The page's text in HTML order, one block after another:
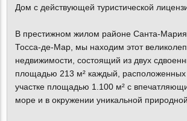
Дом с действующей туристической
В престижном жилом районе Санта-
Тосса-де-Мар, мы находим этот
недвижимости, состоящий из двух
площадью 213 м² каждый,
участке площадью 1.100 м² с
море и в окружении уникальной